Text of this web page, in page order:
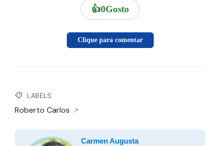
👍0Gosto
Clique para comentar
LABELS
Roberto Carlos
Carmen Augusta